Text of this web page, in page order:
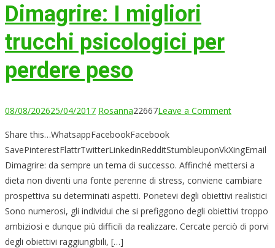
Dimagrire: I migliori
trucchi psicologici per
perdere peso
08/08/202625/04/2017 Rosanna22667Leave a Commenton
migliori
trucchi
psicologici
per
perdere
peso
Share this…WhatsappFacebookFacebook
SavePinterestFlattrTwitterLinkedinRedditStumbleuponVkXingEmail
Dimagrire: da sempre un tema di successo. Affinché mettersi a
dieta non diventi una fonte perenne di stress, conviene cambiare
prospettiva su determinati aspetti. Ponetevi degli obiettivi realistici
Sono numerosi, gli individui che si prefiggono degli obiettivi troppo
ambiziosi e dunque più difficili da realizzare. Cercate perciò di porvi
degli obiettivi raggiungibili, […]